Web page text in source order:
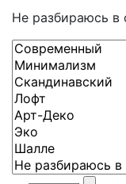
Не разбираюсь в